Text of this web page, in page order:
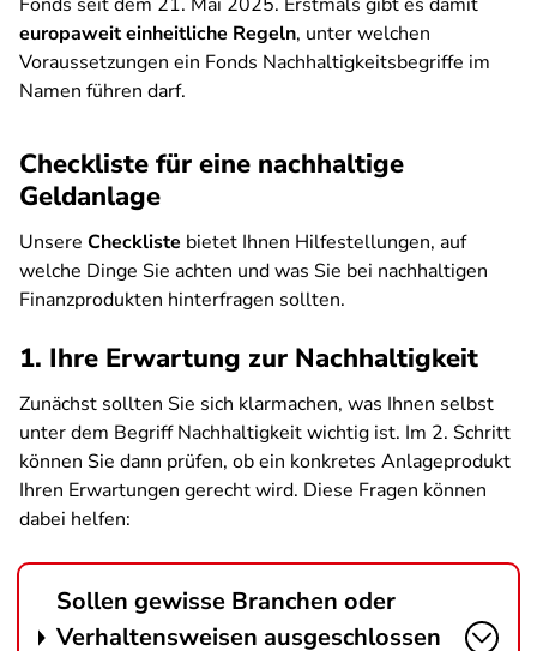
europaweit einheitliche Regeln, unter welchen
Voraussetzungen ein Fonds Nachhaltigkeitsbegriffe im
Namen führen darf.
Checkliste für eine nachhaltige
Geldanlage
Unsere Checkliste bietet Ihnen Hilfestellungen, auf
welche Dinge Sie achten und was Sie bei nachhaltigen
Finanzprodukten hinterfragen sollten.
1. Ihre Erwartung zur Nachhaltigkeit
Zunächst sollten Sie sich klarmachen, was Ihnen selbst
unter dem Begriff Nachhaltigkeit wichtig ist. Im 2. Schritt
können Sie dann prüfen, ob ein konkretes Anlageprodukt
Ihren Erwartungen gerecht wird. Diese Fragen können
dabei helfen:
Sollen gewisse Branchen oder
Verhaltensweisen ausgeschlossen